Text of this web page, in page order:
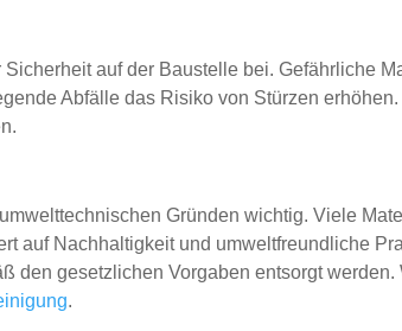
auf der Baustelle bei. Gefährliche
Abfälle das Risiko von Stürzen
Gründen wichtig. Viele
auf Nachhaltigkeit und umweltfreundliche
den gesetzlichen Vorgaben entsorgt
.